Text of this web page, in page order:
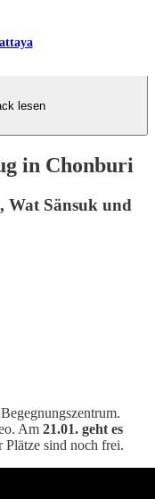
lesen
in Chonburi
Wat Sänsuk und
Am 21.01. geht es
Plätze sind noch frei.